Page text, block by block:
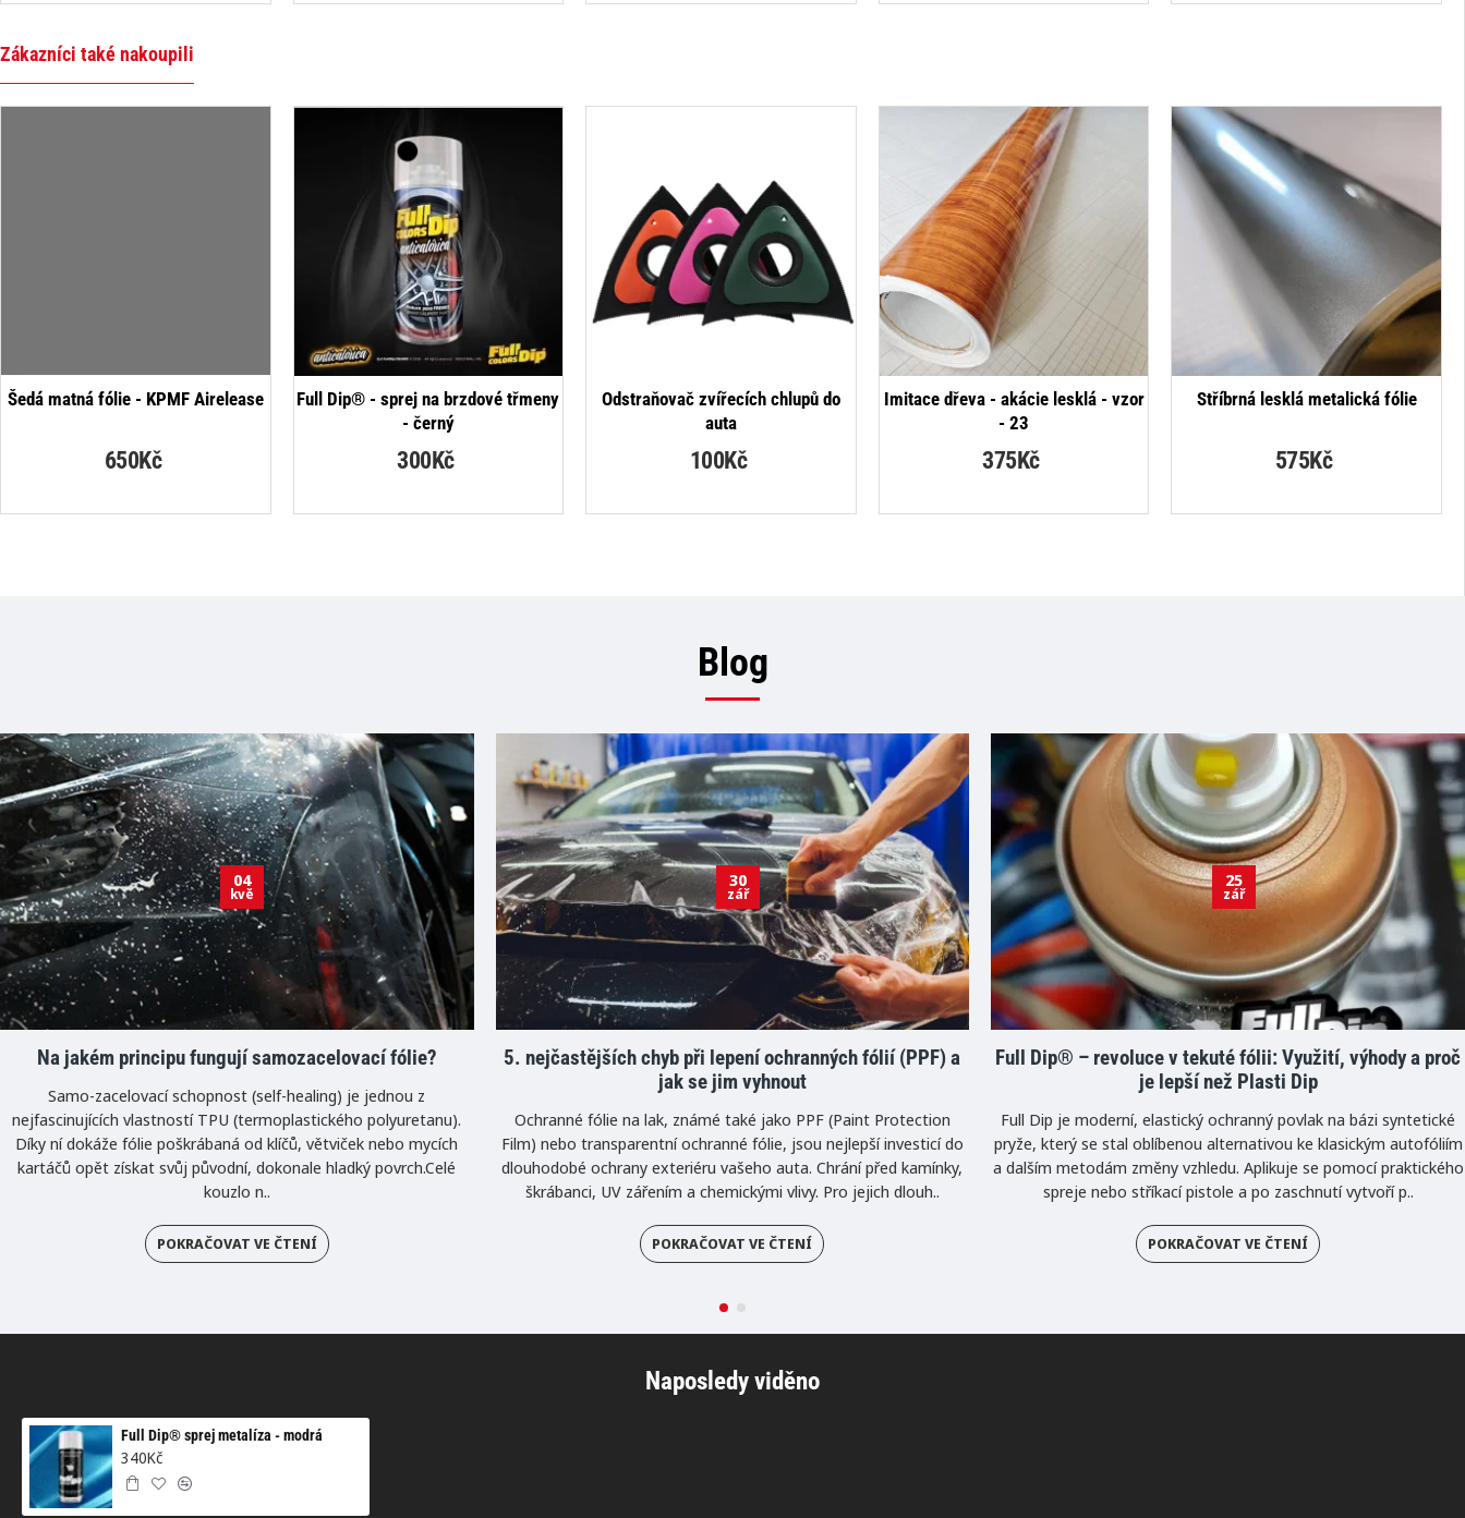
Zákazníci také nakoupili
Šedá matná fólie - KPMF Airelease
650Kč
Full Dip® - sprej na brzdové třmeny
- černý
300Kč
Odstraňovač zvířecích chlupů do
auta
100Kč
NOVINKA
Imitace dřeva - akácie lesklá - vzor
- 23
375Kč
Stříbrná lesklá metalická fólie
575Kč
Blog
04
kvě
Na jakém principu fungují samozacelovací fólie?
Samo-zacelovací schopnost (self-healing) je jednou z
nejfascinujících vlastností TPU (termoplastického polyuretanu).
Díky ní dokáže fólie poškrábaná od klíčů, větviček nebo mycích
kartáčů opět získat svůj původní, dokonale hladký povrch.Celé
kouzlo n..
POKRAČOVAT VE ČTENÍ
30
zář
5. nejčastějších chyb při lepení ochranných fólií (PPF) a
jak se jim vyhnout
Ochranné fólie na lak, známé také jako PPF (Paint Protection
Film) nebo transparentní ochranné fólie, jsou nejlepší investicí do
dlouhodobé ochrany exteriéru vašeho auta. Chrání před kamínky,
škrábanci, UV zářením a chemickými vlivy. Pro jejich dlouh..
POKRAČOVAT VE ČTENÍ
25
zář
Full Dip® – revoluce v tekuté fólii: Využití, výhody a proč
je lepší než Plasti Dip
Full Dip je moderní, elastický ochranný povlak na bázi syntetické
pryže, který se stal oblíbenou alternativou ke klasickým autofóliím
a dalším metodám změny vzhledu. Aplikuje se pomocí praktického
spreje nebo stříkací pistole a po zaschnutí vytvoří p..
POKRAČOVAT VE ČTENÍ
Naposledy viděno
Full Dip® sprej metalíza - modrá
340Kč